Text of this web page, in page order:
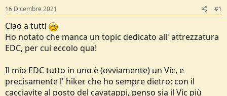
D
i
s
u
s
i
o
n
z
16 Dicembre 2021 #1
Ciao a tutti
Ho notato che manca un topic dedicato all' attrezzatura
EDC, per cui eccolo qua!
Il mio EDC tutto in uno è (ovviamente) un Vic, e
precisamente l' hiker che ho sempre dietro: con il
cacciavite al posto del cavatappi, penso sia il Vic più